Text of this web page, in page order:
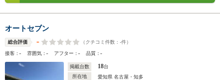
オートセブン
総合評価 - （クチコミ件数： -件）
接客：- 雰囲気：- アフター：- 品質：-
掲載台数 18台
所在地
愛知県 名古屋・知多